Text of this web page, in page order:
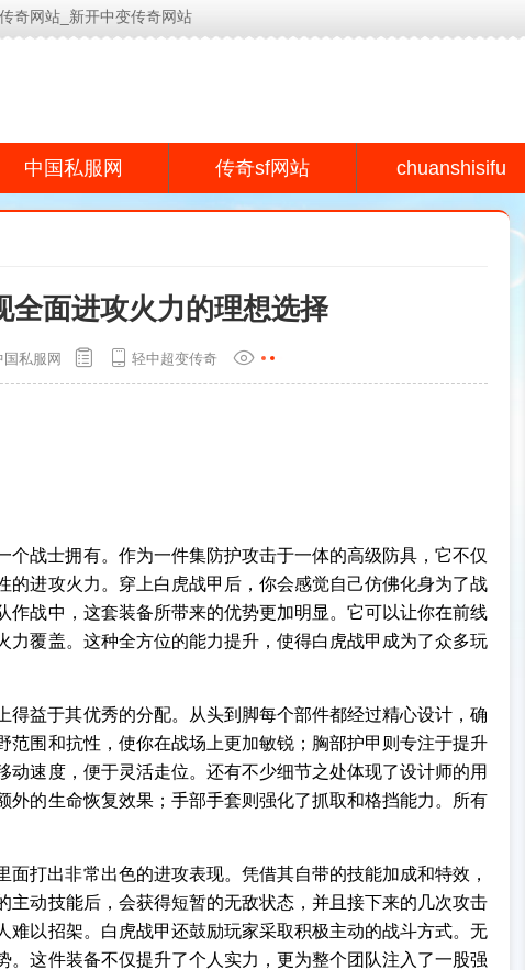
奇网站_新开中变传奇网站
中国私服网 传奇sf网站 chuanshisifu
全面进攻火力的理想选择
国私服网 轻中超变传奇
战士拥有。作为一件集防护攻击于一体的高级防具，它不仅
的进攻火力。穿上白虎战甲后，你会感觉自己仿佛化身为了战
作战中，这套装备所带来的优势更加明显。它可以让你在前线
力覆盖。这种全方位的能力提升，使得白虎战甲成为了众多玩
益于其优秀的分配。从头到脚每个部件都经过精心设计，确
范围和抗性，使你在战场上更加敏锐；胸部护甲则专注于提升
速度，便于灵活走位。还有不少细节之处体现了设计师的用
外的生命恢复效果；手部手套则强化了抓取和格挡能力。所有
打出非常出色的进攻表现。凭借其自带的技能加成和特效，
主动技能后，会获得短暂的无敌状态，并且接下来的几次攻击
难以招架。白虎战甲还鼓励玩家采取积极主动的战斗方式。无
这件装备不仅提升了个人实力，更为整个团队注入了一股强